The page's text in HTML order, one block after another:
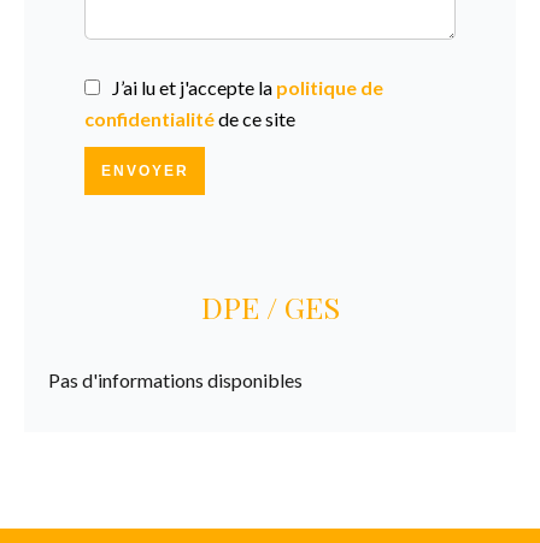
J’ai lu et j'accepte la politique de
confidentialitéde ce site
ENVOYER
DPE / GES
Pas d'informations disponibles